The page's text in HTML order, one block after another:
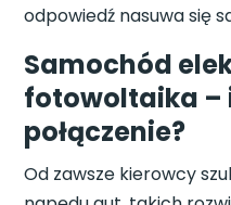
odpowiedź nasuwa się
Samochód
fotowoltaika –
połączenie?
Od zawsze kierowcy